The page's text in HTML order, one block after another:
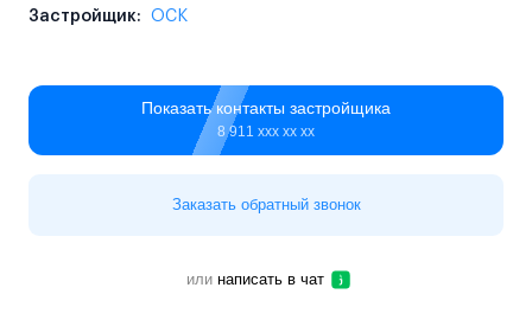
Застройщик: ОСК
Показать контакты застройщика
8 911 ххх хх хх
Заказать обратный звонок
или написать в чат